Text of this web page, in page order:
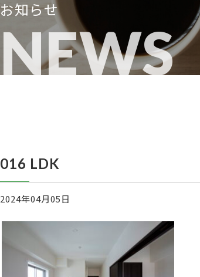
お知らせ
NEWS
016 LDK
2024年04月05日